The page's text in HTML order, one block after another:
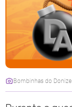
Bombinhas do